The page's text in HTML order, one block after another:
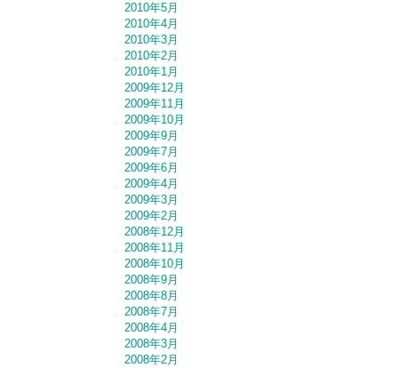
2010年5月
2010年4月
2010年3月
2010年2月
2010年1月
2009年12月
2009年11月
2009年10月
2009年9月
2009年7月
2009年6月
2009年4月
2009年3月
2009年2月
2008年12月
2008年11月
2008年10月
2008年9月
2008年8月
2008年7月
2008年4月
2008年3月
2008年2月